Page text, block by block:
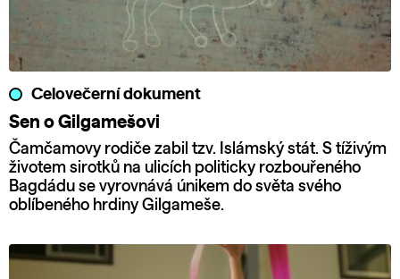
Celovečerní dokument
Sen o Gilgamešovi
Čamčamovy rodiče zabil tzv. Islámský stát. S tíživým
životem sirotků na ulicích politicky rozbouřeného
Bagdádu se vyrovnává únikem do světa svého
oblíbeného hrdiny Gilgameše.